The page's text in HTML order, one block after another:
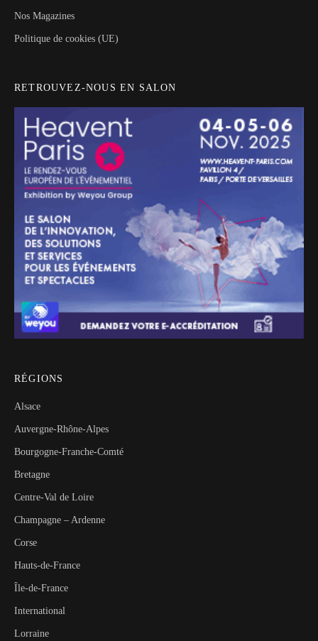
Nos Magazines
Politique de cookies (UE)
RETROUVEZ-NOUS EN SALON
RÉGIONS
Alsace
Auvergne-Rhône-Alpes
Bourgogne-Franche-Comté
Bretagne
Centre-Val de Loire
Champagne – Ardenne
Corse
Hauts-de-France
Île-de-France
International
Lorraine